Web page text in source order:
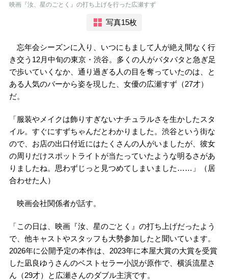
映画『汝、星のごとく』の打ち上げを行った広瀬すず
写真15枚
忘年会シーズンに入り、いつにもまして人が絶え間なく行
き交う12月中旬の東京・渋谷。多くの人がバタバタと急ぎ足
で歩いていくなか、通り過ぎる人の目を奪っていたのは、と
ある人気のバーから姿を現した、女優の広瀬すず（27才）
だ。
「服装やメイクは飾りすぎないナチュラルさを生かしたスタ
イル。すぐにすずちゃんだとわかりました。渋谷という街な
ので、お店の出口付近にはたくさんの人がいましたが、彼女
の周りだけスポットライトが当たっていたような明るさがあ
りましたね。思わずじっと見つめてしまいました……」（居
合わせた人）
映画会社関係者が話す。
「この日は、映画『汝、星のごとく』の打ち上げだったよう
で、他キャストやスタッフも大勢参加したと聞いています。
2026年に公開予定の本作は、2023年に本屋大賞の大賞を受賞
した凪良ゆうさんのベストセラー小説が原作で、横浜流星さ
ん（29才）と広瀬さんのダブル主演です。